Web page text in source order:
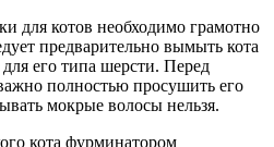
для котов необходимо грамотно
предварительно вымыть кота
его типа шерсти. Перед
полностью просушить его
мокрые волосы нельзя.